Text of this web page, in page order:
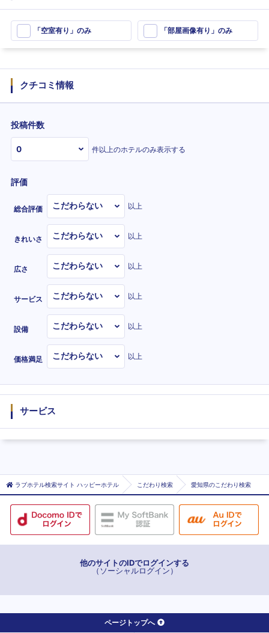
「空室有り」のみ 「部屋画像有り」のみ
クチコミ情報
投稿件数
件以上のホテルのみ表示する
評価
総合評価 以上
きれいさ 以上
広さ 以上
サービス 以上
設備 以上
価格満足 以上
サービス
ラブホテル検索サイト ハッピーホテル こだわり検索 愛知県のこだわり検索
他のサイトのIDでログインする
（ソーシャルログイン）
ページトップへ